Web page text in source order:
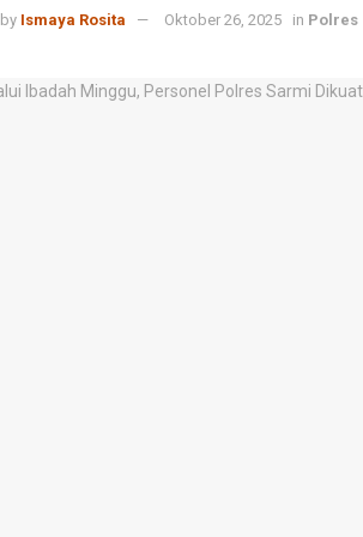
by Ismaya Rosita Oktober 26, 2025 in Polres